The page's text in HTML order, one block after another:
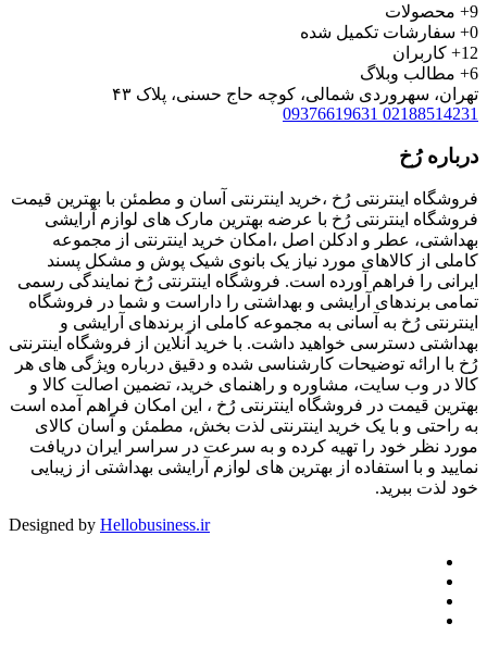
9+
محصولات
0+
سفارشات تکمیل شده
12+
کاربران
6+
مطالب وبلاگ
تهران، سهروردی شمالی، کوچه حاج حسنی، پلاک ۴۳
02188514231
09376619631
درباره رُخ
فروشگاه اینترنتی رُخ ،خرید اینترنتی آسان و مطمئن با بهترین قیمت
فروشگاه اینترنتی رُخ با عرضه بهترین مارک های لوازم آرایشی
بهداشتی، عطر و ادکلن اصل ،امکان خرید اینترنتی از مجموعه
کاملی از کالاهای مورد نیاز یک بانوی شیک پوش و مشکل پسند
ایرانی را فراهم آورده است. فروشگاه اینترنتی رُخ نمایندگی رسمی
تمامی برندهای آرایشی و بهداشتی را داراست و شما در فروشگاه
اینترنتی رُخ به آسانی به مجموعه کاملی از برندهای آرایشی و
بهداشتی دسترسی خواهید داشت. با خرید آنلاین از فروشگاه اینترنتی
رُخ با ارائه توضیحات کارشناسی شده و دقیق درباره ویژگی های هر
کالا در وب سایت، مشاوره و راهنمای خرید، تضمین اصالت کالا و
بهترین قیمت در فروشگاه اینترنتی رُخ ، این امکان فراهم آمده است
به راحتی و با یک خرید اینترنتی لذت بخش، مطمئن و آسان کالای
مورد نظر خود را تهیه کرده و به سرعت در سراسر ایران دریافت
نمایید و با استفاده از بهترین های لوازم آرایشی بهداشتی از زیبایی
خود لذت ببرید.
Designed by Hellobusiness.ir